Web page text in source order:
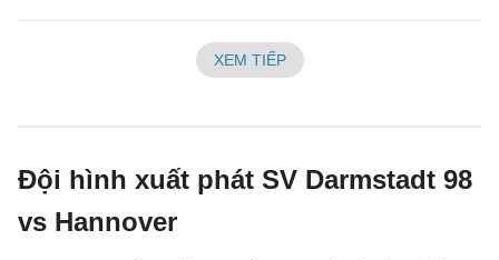
XEM TIẾP
Đội hình xuất phát SV Darmstadt 98
vs Hannover